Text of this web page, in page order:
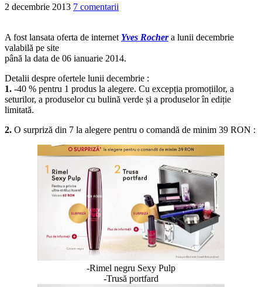
2 decembrie 2013 7 comentarii
A fost lansata oferta de internet Yves Rochera lunii decembrie
valabilă pe site
până la data de 06 ianuarie 2014.
Detalii despre ofertele lunii decembrie :
1. -40 % pentru 1 produs la alegere. Cu excepția promoțiilor, a
seturilor, a produselor cu bulină verde și a produselor în ediție
limitată.
2. O surpriză din 7 la alegere pentru o comandă de minim 39 RON :
-Rimel negru Sexy Pulp
-Trusă portfard